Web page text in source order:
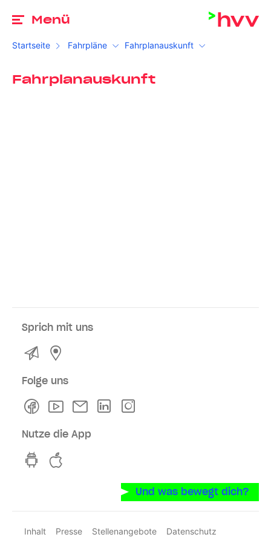
Menü
Startseite Fahrpläne Fahrplanauskunft
Fahrplanauskunft
Sprich mit uns
Kontakt
Folge uns
FacebookYoutubeNewsletterLinkedln
Nutze die App
hvv switch App auf GooglePlay
Und was bewegt dich?
Inhalt Presse Stellenangebote
Datenschutz